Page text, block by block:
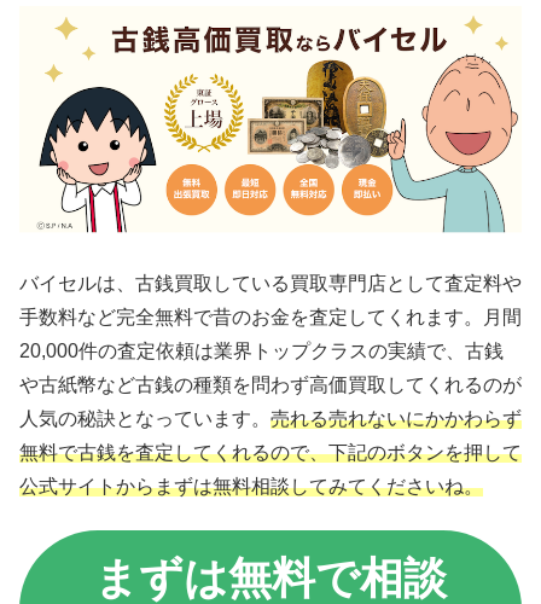
バイセルは、古銭買取している買取専門店として査定料や
手数料など完全無料で昔のお金を査定してくれます。月間
20,000件の査定依頼は業界トップクラスの実績で、古銭
や古紙幣など古銭の種類を問わず高価買取してくれるのが
人気の秘訣となっています。 売れる売れないにかかわらず
無料で古銭を査定してくれるので、下記のボタンを押して
公式サイトからまずは無料相談してみてくださいね。
まずは無料で相談